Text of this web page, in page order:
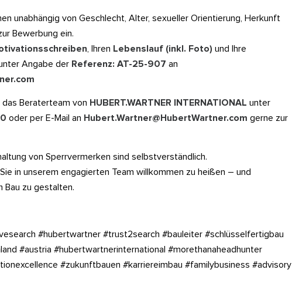
unabhängig von Geschlecht, Alter, sexueller Orientierung, Herkunft
Bewerbung ein.
, Ihren Lebenslauf (inkl. Foto) und Ihre
Angabe der Referenz: AT-25-907 an
das Beraterteam von HUBERT.WARTNER INTERNATIONAL unter
oder per E-Mail an Hubert.Wartner@HubertWartner.com gerne zur
von Sperrvermerken sind selbstverständlich.
in unserem engagierten Team willkommen zu heißen – und
Bau zu gestalten.
#hubertwartner #trust2search #bauleiter #schlüsselfertigbau
#austria #hubertwartnerinternational #morethanaheadhunter
#zukunftbauen #karriereimbau #familybusiness #advisory